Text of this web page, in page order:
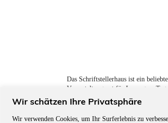
Wir schätzen Ihre Privatsphäre
Wir verwenden Cookies, um Ihr Surferlebnis zu
Das Schriftstellerhaus ist ein
Veranstaltungsort für Lesungen,